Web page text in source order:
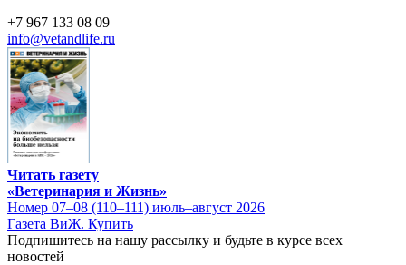
+7 967 133 08 09
info@vetandlife.ru
Читать газету
«Ветеринария и Жизнь»
Номер 07–08 (110–111) июль–август 2026
Газета ВиЖ. Купить
Подпишитесь на нашу рассылку и будьте в курсе всех
новостей